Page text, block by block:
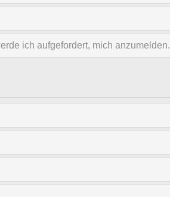
ich aufgefordert, mich anzumelden.